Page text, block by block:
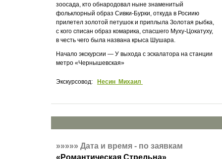
зоосада, кто обнародовал ныне знаменитый
фольклорный образ Сивки-Бурки, откуда в Росиию
прилетел золотой петушок и приплыла Золотая рыбка,
с кого списан образ комарика, спасшего Муху-Цокатуху,
в честь чего была названа крыса Шушара.
Начало экскурсии — У выхода с эскалатора на станции
метро «Чернышевская»
Экскурсовод: Несин Михаил
»»»»»Дата и время - по заявкам
« Романтическая Стрельна»